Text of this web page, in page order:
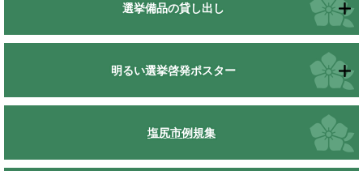
選挙備品の貸し出し
明るい選挙啓発ポスター
塩尻市例規集